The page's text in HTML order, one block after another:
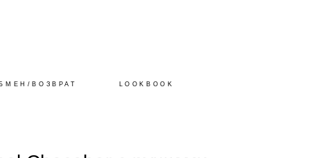
ВОЗВРАТ LOOKBOOK